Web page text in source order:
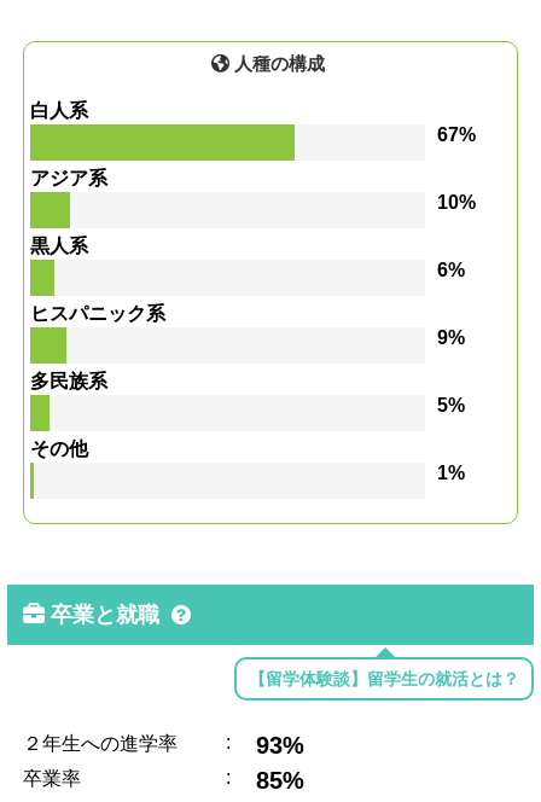
人種の構成
白人系
67%
アジア系
10%
黒人系
6%
ヒスパニック系
9%
多民族系
5%
その他
1%
卒業と就職
【留学体験談】留学生の就活とは？
２年生への進学率 : 93%
卒業率 : 85%